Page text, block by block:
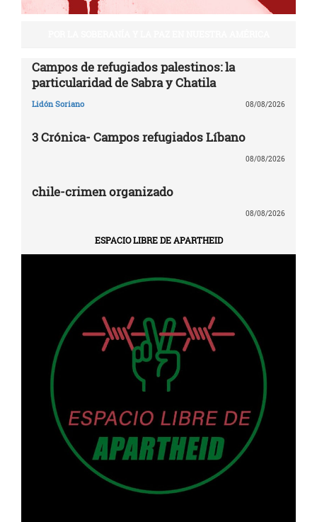
Campos de refugiados palestinos: la
particularidad de Sabra y Chatila
Lidón Soriano 08/08/2026
3 Crónica- Campos refugiados Líbano
08/08/2026
chile-crimen organizado
08/08/2026
ESPACIO LIBRE DE APARTHEID